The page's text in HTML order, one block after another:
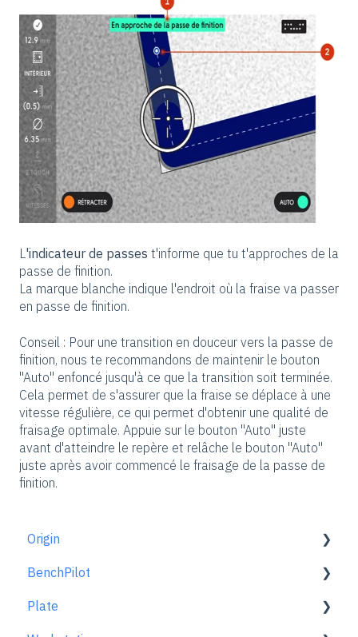
L'indicateur de passes t'informe que tu t'approches de la
passe de finition.
La marque blanche indique l'endroit où la fraise va passer
en passe de finition.
Conseil : Pour une transition en douceur vers la passe de
finition, nous te recommandons de maintenir le bouton
"Auto" enfoncé jusqu'à ce que la transition soit terminée.
Cela permet de s'assurer que la fraise se déplace à une
vitesse régulière, ce qui permet d'obtenir une qualité de
fraisage optimale. Appuie sur le bouton "Auto" juste
avant d'atteindre le repère et relâche le bouton "Auto"
juste après avoir commencé le fraisage de la passe de
finition.
Origin
Pour bien démarrer
Configuration de l'espace de travail
BenchPilot
Connecter à BenchPilot
Plate